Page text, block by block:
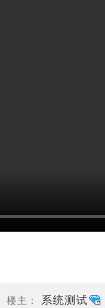
楼主： 系统测试